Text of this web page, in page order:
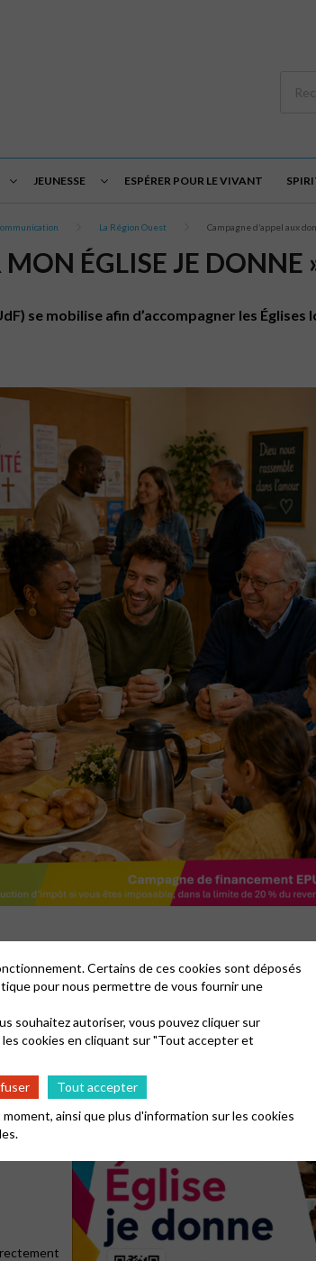
JEUNESSE ESPÉRER POUR LE VIVANT
La Région Ouest Campagne d’appel aux
ÉGLISE JE DONNE
se mobilise afin d’accompagner les
ton décalé, le conseil régional a cette fois choisi une
identité et l’accompagnement que nous offrons tout
Certains de ces cookies sont déposés
pour nous permettre de vous fournir une
souhaitez autoriser, vous pouvez cliquer sur
cookies en cliquant sur "Tout accepter et
Tout accepter
ainsi que plus d'information sur les cookies